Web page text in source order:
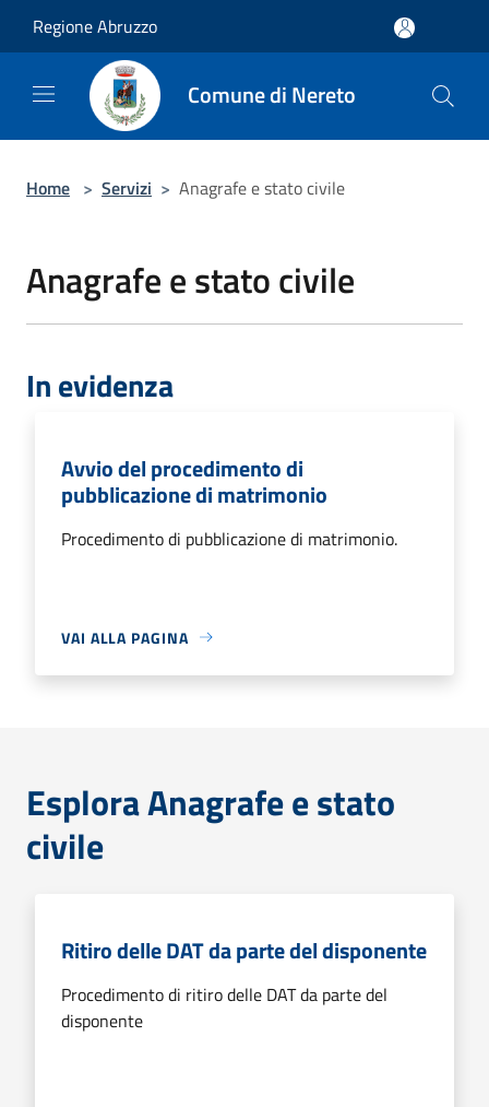
Regione Abruzzo
Comune di Nereto
Home > Servizi > Anagrafe e stato civile
Anagrafe e stato civile
In evidenza
Avvio del procedimento di
pubblicazione di matrimonio
Procedimento di pubblicazione di matrimonio.
VAI ALLA PAGINA
Esplora Anagrafe e stato
civile
Ritiro delle DAT da parte del disponente
Procedimento di ritiro delle DAT da parte del
disponente